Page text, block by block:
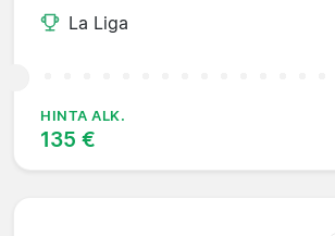
La Liga
HINTA ALK.
135 €